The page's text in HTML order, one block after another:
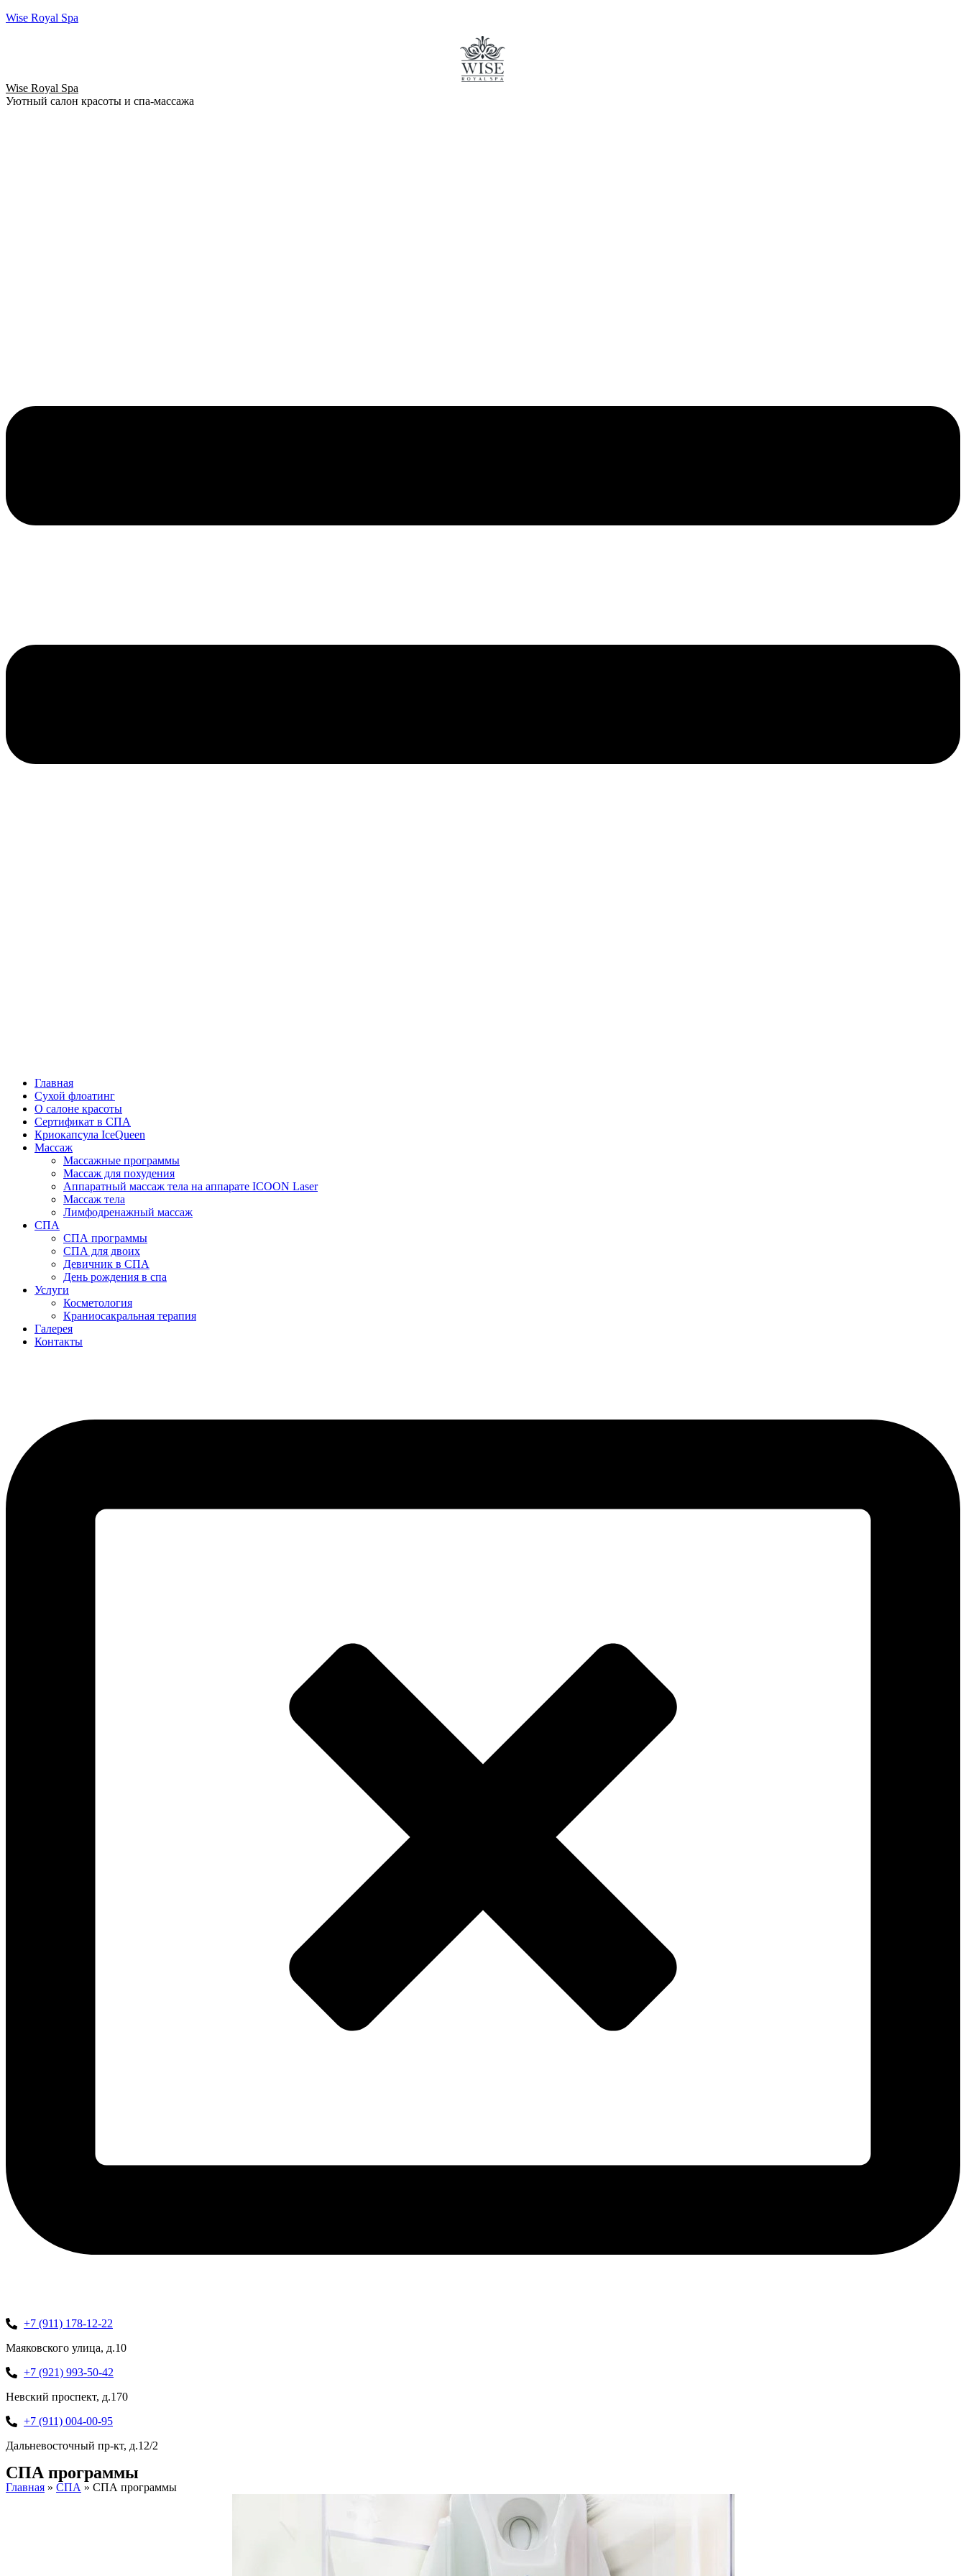
Wise Royal Spa
Wise Royal Spa
Уютный салон красоты и спа-массажа
Главная
Сухой флоатинг
О салоне красоты
Cертификат в СПА
Криокапсула IceQueen
Массаж
Массажные программы
Массаж для похудения
Аппаратный массаж тела на аппарате ICOON Laser
Массаж тела
Лимфодренажный массаж
СПА
СПА программы
СПА для двоих
Девичник в СПА
День рождения в спа
Услуги
Косметология
Краниосакральная терапия
Галерея
Контакты
+7 (911) 178-12-22
Маяковского улица, д.10
+7 (921) 993-50-42
Невский проспект, д.170
+7 (911) 004-00-95
Дальневосточный пр-кт, д.12/2
СПА программы
Главная » СПА » СПА программы